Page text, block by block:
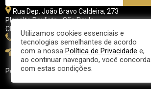
Rua Dep. João Bravo Caldeira, 273
Planalto Paulista - São Paulo
CEP 04071 - 045
11 5070-4700
fpgolfe@fpgolfe.com.br
Política de privacidade
Utilizamos cookies essenciais e
tecnologias semelhantes de acordo
com a nossaPolítica de Privacidade e,
ao continuar navegando, você concorda
com estas condições.